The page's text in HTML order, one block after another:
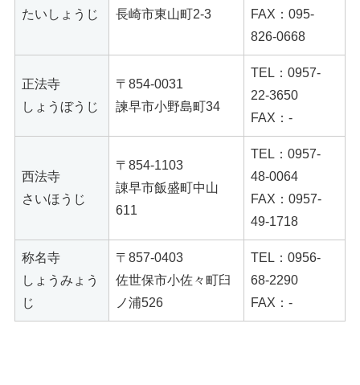
たいしょうじ
長崎市東山町2-3
FAX：095-
826-0668
正法寺
しょうぼうじ
〒854-0031
諫早市小野島町34
TEL：0957-
22-3650
FAX：-
西法寺
さいほうじ
〒854-1103
諌早市飯盛町中山
611
TEL：0957-
48-0064
FAX：0957-
49-1718
称名寺
しょうみょう
じ
〒857-0403
佐世保市小佐々町臼
ノ浦526
TEL：0956-
68-2290
FAX：-